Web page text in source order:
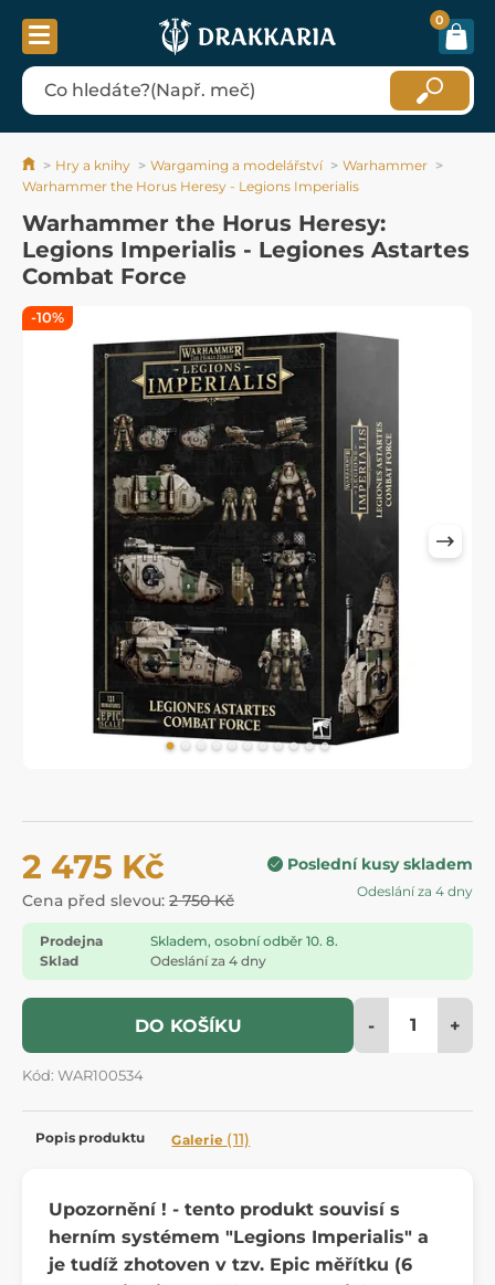
0
Hry a knihy Wargaming a modelářství
Warhammer
Warhammer the Horus Heresy - Legions Imperialis
Warhammer the Horus Heresy:
Legions Imperialis - Legiones Astartes
Combat Force
2 475 Kč
Cena před slevou: 2 750 Kč
Poslední kusy skladem
Odeslání za 4 dny
Prodejna
Skladem, osobní odběr 10. 8.
Sklad
Odeslání za 4 dny
DO KOŠÍKU - +
Kód: WAR100534
-10%
Popis produktu Galerie (11)
Upozornění ! - tento produkt souvisí s
herním systémem "Legions Imperialis" a
je tudíž zhotoven v tzv. Epic měřítku (6